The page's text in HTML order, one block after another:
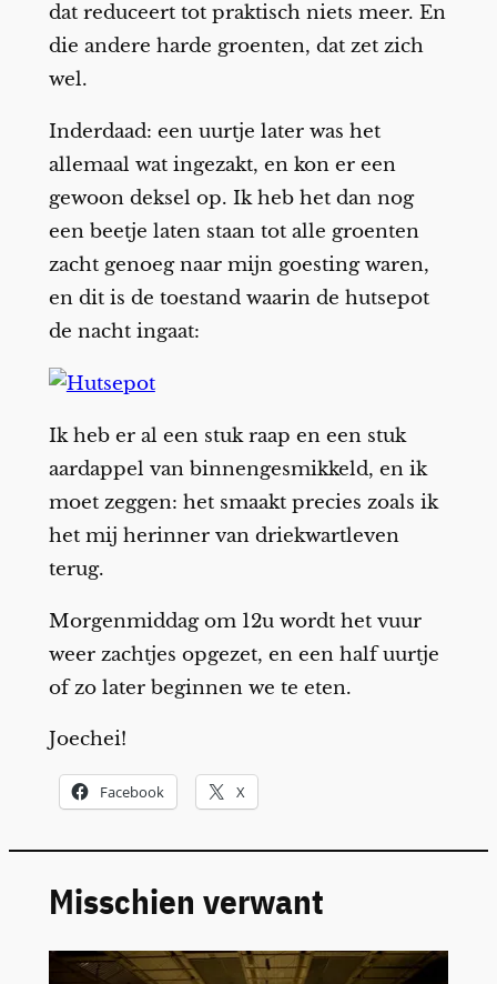
dat reduceert tot praktisch niets meer. En
die andere harde groenten, dat zet zich
wel.
Inderdaad: een uurtje later was het
allemaal wat ingezakt, en kon er een
gewoon deksel op. Ik heb het dan nog
een beetje laten staan tot alle groenten
zacht genoeg naar mijn goesting waren,
en dit is de toestand waarin de hutsepot
de nacht ingaat:
Ik heb er al een stuk raap en een stuk
aardappel van binnengesmikkeld, en ik
moet zeggen: het smaakt precies zoals ik
het mij herinner van driekwartleven
terug.
Morgenmiddag om 12u wordt het vuur
weer zachtjes opgezet, en een half uurtje
of zo later beginnen we te eten.
Joechei!
Facebook X
Misschien verwant